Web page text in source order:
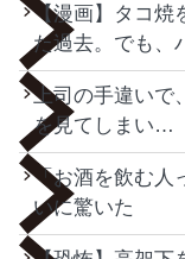
【漫画】タコ焼
た過去。でも、
上司の手違いで
を見てしまい…
「お酒を飲む人
いに驚いた